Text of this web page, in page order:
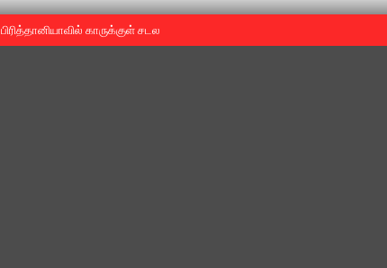
பிரித்தானியாவில் காருக்குள் சடலம் -தமிழருடையதா ?